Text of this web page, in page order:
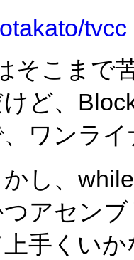
tvcc
そこまで
けど、
ワンラ
かし、
アセン
手くい